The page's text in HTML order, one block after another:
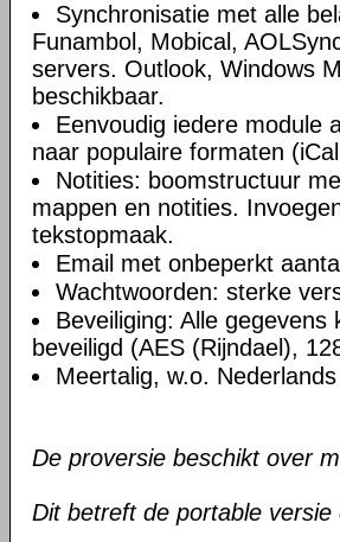
Synchronisatie met alle
Funambol, Mobical,
servers. Outlook, Windows
beschikbaar.
Eenvoudig iedere module
naar populaire formaten
Notities: boomstructuur
mappen en notities.
tekstopmaak.
Email met onbeperkt
Wachtwoorden: sterke
Beveiliging: Alle
beveiligd (AES (Rijndael),
Meertalig, w.o. Nederlands
De proversie beschikt over
Dit betreft de portable